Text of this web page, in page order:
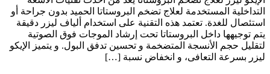
التداخلية المستخدمة لعلاج تضخم البروستاتا الحميد بدون جراحة أو
استئصال للغدة. تعتمد هذه التقنية على استخدام ألياف ليزر دقيقة
يتم توجيهها داخل البروستاتا تحت إرشاد الموجات فوق الصوتية
لتقليل حجم الأنسجة المتضخمة و تحسين تدفق البول. و يتميز الإيكو
ليزر بسرعة التعافى، و انخفاض نسبة […]